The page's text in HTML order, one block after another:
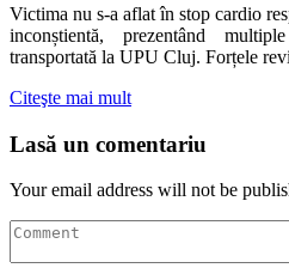
Victima nu s-a aflat în stop cardio
inconștientă, prezentând
transportată la UPU Cluj. Forțele
Citeşte mai mult
Lasă un comentariu
Your email address will not be